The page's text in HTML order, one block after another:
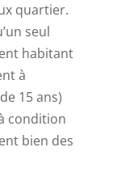
quartier.
seul
habitant
à
15 ans)
condition
bien des